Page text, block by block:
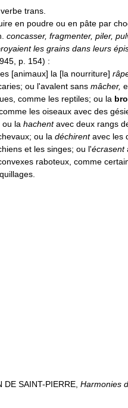
trans.
en poudre ou en pâte par
concasser, fragmenter, piler,
les grains dans leurs
p. 154) :
[animaux] la [la nourriture]
ou l'avalent sans mâcher,
comme les reptiles; ou la
les oiseaux avec des
ou la hachentavec deux rangs
ou la déchirentavec les
et les singes; ou l'écrasent
raboteux, comme
DE SAINT-PIERRE, Harmonies